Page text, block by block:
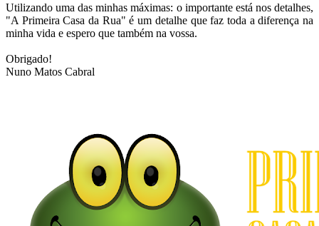
Utilizando uma das minhas máximas: o importante está nos detalhes,
"A Primeira Casa da Rua" é um detalhe que faz toda a diferença na
minha vida e espero que também na vossa.
Obrigado!
Nuno Matos Cabral